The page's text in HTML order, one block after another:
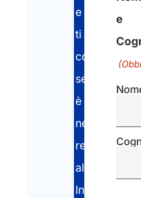
e
ti
se
è
necessario
registrarti
all’AIRE.
Inoltre,
e